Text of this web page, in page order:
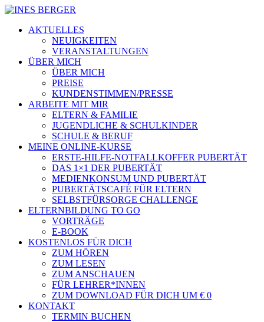
AKTUELLES
NEUIGKEITEN
VERANSTALTUNGEN
ÜBER MICH
ÜBER MICH
PREISE
KUNDENSTIMMEN/PRESSE
ARBEITE MIT MIR
ELTERN & FAMILIE
JUGENDLICHE & SCHULKINDER
SCHULE & BERUF
MEINE ONLINE-KURSE
ERSTE-HILFE-NOTFALLKOFFER PUBERTÄT
DAS 1×1 DER PUBERTÄT
MEDIENKONSUM UND PUBERTÄT
PUBERTÄTSCAFÉ FÜR ELTERN
SELBSTFÜRSORGE CHALLENGE
ELTERNBILDUNG TO GO
VORTRÄGE
E-BOOK
KOSTENLOS FÜR DICH
ZUM HÖREN
ZUM LESEN
ZUM ANSCHAUEN
FÜR LEHRER*INNEN
ZUM DOWNLOAD FÜR DICH UM € 0
KONTAKT
TERMIN BUCHEN